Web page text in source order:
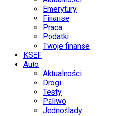
Emerytury
Finanse
Praca
Podatki
Twoje finanse
KSEF
Auto
Aktualności
Drogi
Testy
Paliwo
Jednoślady